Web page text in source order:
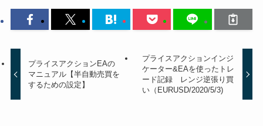
プライスアクションEAの
マニュアル【半自動売買を
するための設定】
プライスアクションインジ
ケーター&EAを使ったトレ
ード記録 レンジ逆張り買
い（EURUSD/2020/5/3)